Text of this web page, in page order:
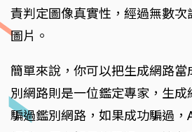
責判定圖像真實性，經過無數次
圖片。
簡單來說，你可以把生成網路
別網路則是一位鑑定專家，生
騙過鑑別網路，如果成功騙過，